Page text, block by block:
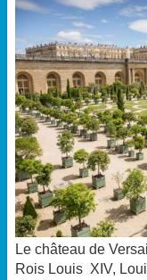
Le château de
Rois Louis XIV,